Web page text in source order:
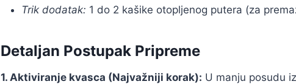
Trik dodatak: 1 do 2 kašike otopljenog putera (za
Detaljan Postupak Pripreme
1. Aktiviranje kvasca (Najvažniji korak): U manju posudu